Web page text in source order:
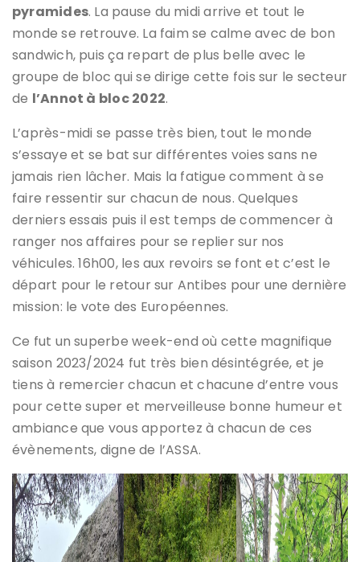
pyramides. La pause du midi arrive et tout le
monde se retrouve. La faim se calme avec de bon
sandwich, puis ça repart de plus belle avec le
groupe de bloc qui se dirige cette fois sur le secteur
de l’Annot à bloc 2022.
L’après-midi se passe très bien, tout le monde
s’essaye et se bat sur différentes voies sans ne
jamais rien lâcher. Mais la fatigue comment à se
faire ressentir sur chacun de nous. Quelques
derniers essais puis il est temps de commencer à
ranger nos affaires pour se replier sur nos
véhicules. 16h00, les aux revoirs se font et c’est le
départ pour le retour sur Antibes pour une dernière
mission: le vote des Européennes.
Ce fut un superbe week-end où cette magnifique
saison 2023/2024 fut très bien désintégrée, et je
tiens à remercier chacun et chacune d’entre vous
pour cette super et merveilleuse bonne humeur et
ambiance que vous apportez à chacun de ces
évènements, digne de l’ASSA.